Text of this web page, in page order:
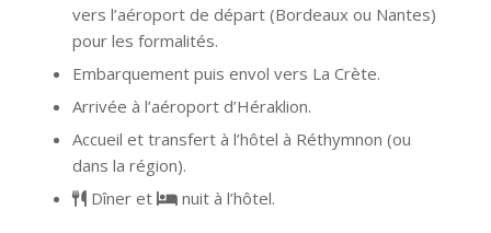
vers l’aéroport de départ (Bordeaux ou Nantes)
pour les formalités.
Embarquement puis envol vers La Crète.
Arrivée à l’aéroport d’Héraklion.
Accueil et transfert à l’hôtel à Réthymnon (ou
dans la région).
Dîner et
nuit à l’hôtel.